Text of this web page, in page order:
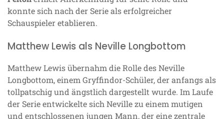
konnte sich nach der Serie als erfolgreicher
Schauspieler etablieren.
Matthew Lewis als Neville Longbottom
Matthew Lewis übernahm die Rolle des Neville
Longbottom, einem Gryffindor-Schüler, der anfangs als
tollpatschig und ängstlich dargestellt wurde. Im Laufe
der Serie entwickelte sich Neville zu einem mutigen
und entschlossenen jungen Mann, der eine zentrale